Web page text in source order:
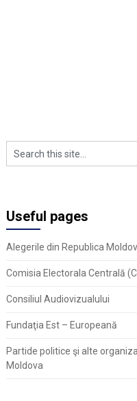
Useful pages
Alegerile din Republica
Comisia Electorala Centrală
Consiliul Audiovizualului
Fundaţia Est – Europeană
Partide politice şi alte
Moldova